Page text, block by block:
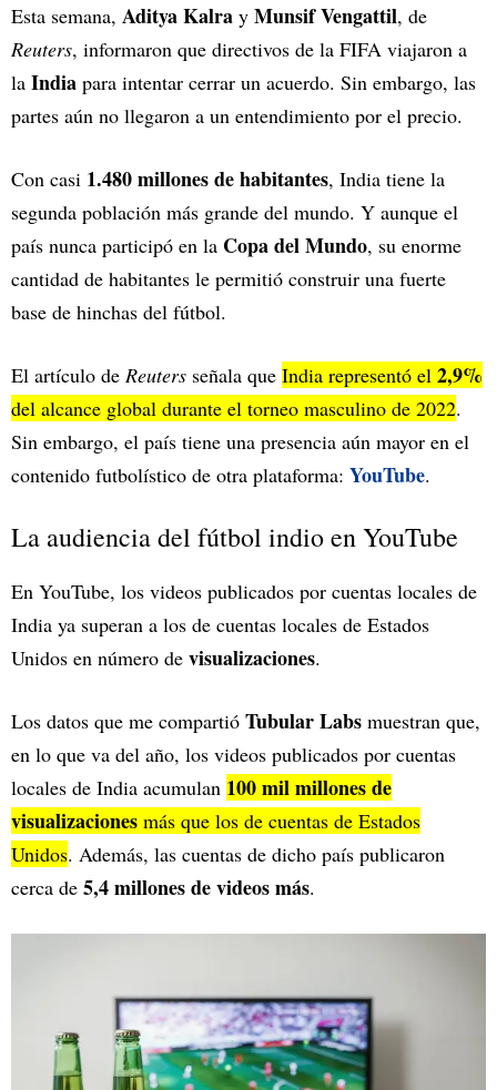
Esta semana, Aditya Kalra y Munsif Vengattil, de
Reuters, informaron que directivos de la FIFA viajaron a
la India para intentar cerrar un acuerdo. Sin embargo, las
partes aún no llegaron a un entendimiento por el precio.
Con casi 1.480 millones de habitantes, India tiene la
segunda población más grande del mundo. Y aunque el
país nunca participó en la Copa del Mundo, su enorme
cantidad de habitantes le permitió construir una fuerte
base de hinchas del fútbol.
El artículo de Reuters señala que India representó el 2,9%
del alcance global durante el torneo masculino de 2022.
Sin embargo, el país tiene una presencia aún mayor en el
contenido futbolístico de otra plataforma: YouTube.
La audiencia del fútbol indio en YouTube
En YouTube, los videos publicados por cuentas locales de
India ya superan a los de cuentas locales de Estados
Unidos en número de visualizaciones.
Los datos que me compartió Tubular Labs muestran que,
en lo que va del año, los videos publicados por cuentas
locales de India acumulan 100 mil millones de
visualizaciones más que los de cuentas de Estados
Unidos. Además, las cuentas de dicho país publicaron
cerca de 5,4 millones de videos más.